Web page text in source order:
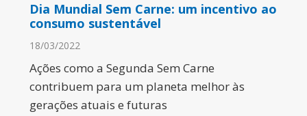
Dia Mundial Sem Carne: um incentivo ao
consumo sustentável
18/03/2022
Ações como a Segunda Sem Carne
contribuem para um planeta melhor às
gerações atuais e futuras